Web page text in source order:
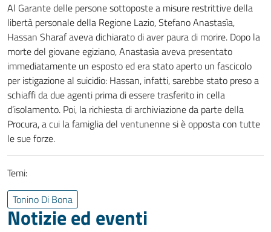
Al Garante delle persone sottoposte a misure restrittive della
libertà personale della Regione Lazio, Stefano Anastasìa,
Hassan Sharaf aveva dichiarato di aver paura di morire. Dopo la
morte del giovane egiziano, Anastasìa aveva presentato
immediatamente un esposto ed era stato aperto un fascicolo
per istigazione al suicidio: Hassan, infatti, sarebbe stato preso a
schiaffi da due agenti prima di essere trasferito in cella
d’isolamento. Poi, la richiesta di archiviazione da parte della
Procura, a cui la famiglia del ventunenne si è opposta con tutte
le sue forze.
Temi:
Tonino Di Bona
Notizie ed eventi